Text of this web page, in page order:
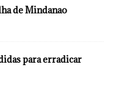
de Mindanao
para erradicar